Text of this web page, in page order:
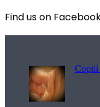
Find us on
Copiii